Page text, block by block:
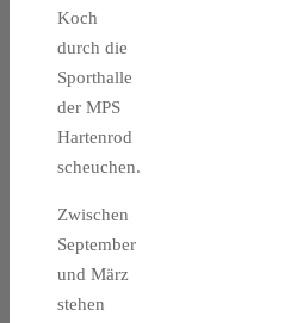
Koch
durch die
Sporthalle
der MPS
Hartenrod
scheuchen.
Zwischen
September
und März
stehen